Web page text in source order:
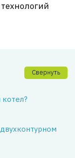
Свернуть